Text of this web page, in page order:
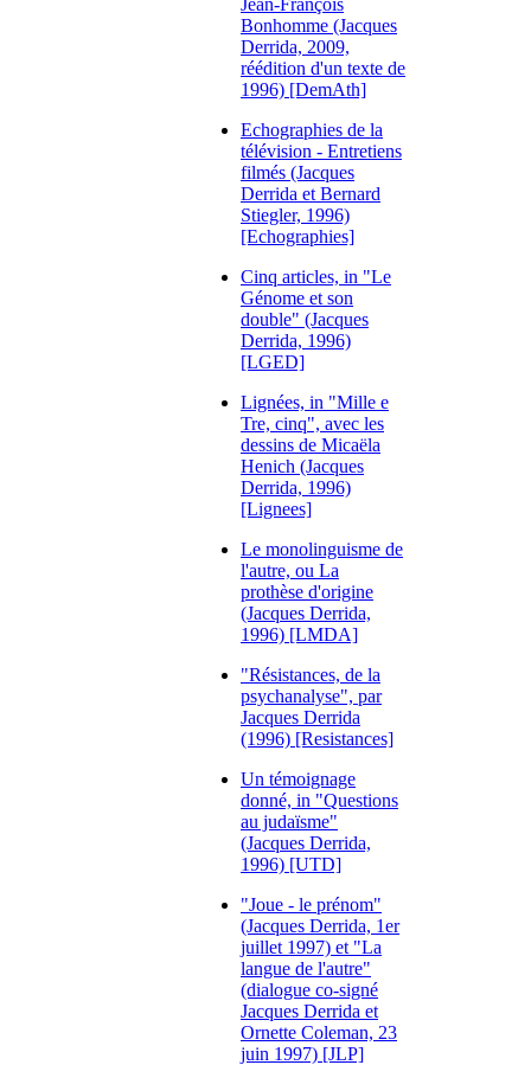
Jean-François
Bonhomme (Jacques
Derrida, 2009,
réédition d'un texte de
1996) [DemAth]
Echographies de la
télévision - Entretiens
filmés (Jacques
Derrida et Bernard
Stiegler, 1996)
[Echographies]
Cinq articles, in "Le
Génome et son
double" (Jacques
Derrida, 1996)
[LGED]
Lignées, in "Mille e
Tre, cinq", avec les
dessins de Micaëla
Henich (Jacques
Derrida, 1996)
[Lignees]
Le monolinguisme de
l'autre, ou La
prothèse d'origine
(Jacques Derrida,
1996) [LMDA]
"Résistances, de la
psychanalyse", par
Jacques Derrida
(1996) [Resistances]
Un témoignage
donné, in "Questions
au judaïsme"
(Jacques Derrida,
1996) [UTD]
"Joue - le prénom"
(Jacques Derrida, 1er
juillet 1997) et "La
langue de l'autre"
(dialogue co-signé
Jacques Derrida et
Ornette Coleman, 23
juin 1997) [JLP]